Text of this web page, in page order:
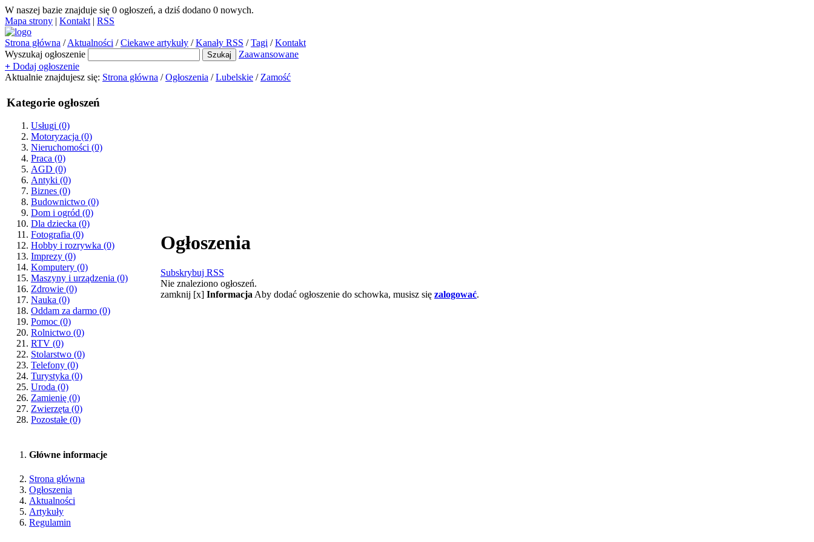
W naszej bazie znajduje się 0 ogłoszeń, a dziś dodano 0 nowych.
Mapa strony | Kontakt | RSS
Strona główna / Aktualności / Ciekawe artykuły / Kanały RSS / Tagi / Kontakt
Wyszukaj ogłoszenie
Zaawansowane
+ Dodaj ogłoszenie
Aktualnie znajdujesz się: Strona główna / Ogłoszenia / Lubelskie / Zamość
Kategorie ogłoszeń
Usługi (0)
Motoryzacja (0)
Nieruchomości (0)
Praca (0)
AGD (0)
Antyki (0)
Biznes (0)
Budownictwo (0)
Dom i ogród (0)
Dla dziecka (0)
Fotografia (0)
Hobby i rozrywka (0)
Imprezy (0)
Komputery (0)
Maszyny i urządzenia (0)
Zdrowie (0)
Nauka (0)
Oddam za darmo (0)
Pomoc (0)
Rolnictwo (0)
RTV (0)
Stolarstwo (0)
Telefony (0)
Turystyka (0)
Uroda (0)
Zamienię (0)
Zwierzęta (0)
Pozostałe (0)
Ogłoszenia
Subskrybuj RSS
Nie znaleziono ogłoszeń.
zamknij [x] Informacja Aby dodać ogłoszenie do schowka, musisz się zalogować.
Główne informacje
Strona główna
Ogłoszenia
Aktualności
Artykuły
Regulamin